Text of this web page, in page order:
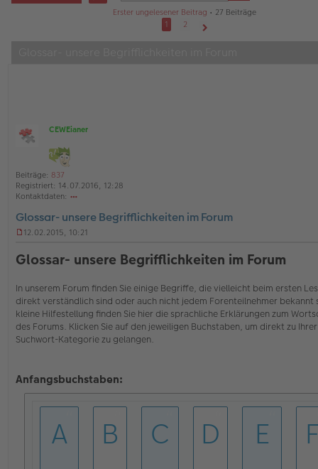
Erster ungelesener Beitrag • 27 Beiträge
1
2
ff
n
e
CEWEianer
Beiträge: 837
Registriert: 14.07.2016, 12:28
Kontaktdaten:
nt
ak
en
n
C
E
W
Ei
Glossar- unsere Begrifflichkeiten im Forum
g
e
s
e
n
e
i
12.02.2015, 10:21
Glossar- unsere Begrifflichkeiten im Forum
In unserem Forum finden Sie einige Begriffe, die vielleicht beim ersten
direkt verständlich sind oder auch nicht jedem Forenteilnehmer bekannt
kleine Hilfestellung finden Sie hier die sprachliche Erklärungen zum
des Forums. Klicken Sie auf den jeweiligen Buchstaben, um direkt zu Ihrer
Suchwort-Kategorie zu gelangen.
Anfangsbuchstaben:
A B C D E